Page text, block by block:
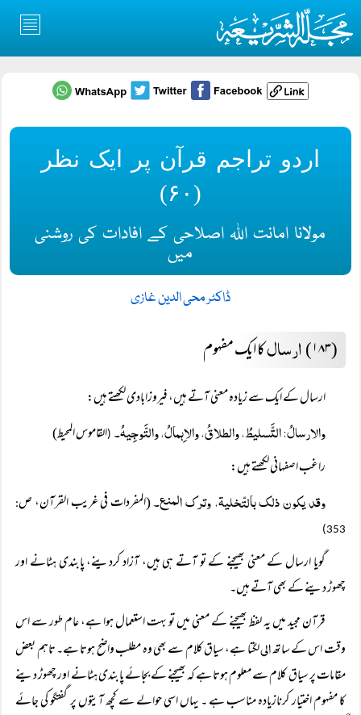
اردو تراجم قرآن پر ایک نظر
(۶٠)
مولانا امانت اللہ اصلاحی کے افادات کی روشنی
میں
ڈاکٹر محی الدین غازی
(۱۸۳) ارسالکا ایک مفہوم
ارسال کے ایک سے زیادہ معنی آتے ہیں، فیروزابادی لکھتے ہیں:
والارسالُ: التَّسلیطُ، والطلاقُ، والاِہمالُ، والتَّوجِیہُ۔ (القاموس المحیط)
راغب اصفہانی لکھتے ہیں:
وقد یکون ذلک بالتّخلیۃ، وترک المنع۔(المفردات فی غریب القرآن، ص:
353)
گویا ارسال کے معنی بھیجنے کے تو آتے ہی ہیں، آزاد کردینے، پابندی ہٹانے اور
چھوڑ دینے کے بھی آتے ہیں۔
قرآن مجید میں یہ لفظ بھیجنے کے معنی میں تو بہت استعمال ہوا ہے، عام طور سے اس
وقت اس کے ساتھالیلگتا ہے، سیاق کلام سے بھی وہ مطلب واضح ہوتا ہے۔ تاہم بعض
مقامات پر سیاق کلام سے معلوم ہوتا ہے کہ بھیجنے کے بجائے پابندی ہٹانے اور چھوڑ دینے
کا مفہوم اختیار کرنازیادہ مناسب ہے ۔ یہاں اسی حوالے سے کچھ آیتوں پر گفتگو کی جائے